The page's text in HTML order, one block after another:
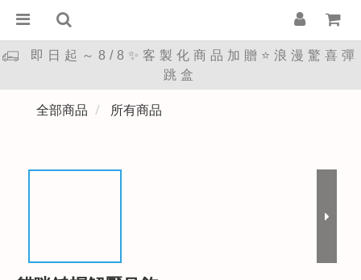
即日起～8/8✨客製化商品加贈⭐浪漫驚喜彈
跳盒
全部商品 所有商品